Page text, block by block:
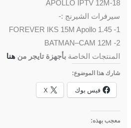
18-APOLLO IPTV 12M
سيرفرات الشيرنج :-
1- FOREVER IKS 15M Apollo 1.45
2- BATMAN–CAM 12M
المنتجات الخاصةبأجهزة تايجر من هنا
شارك هذا الموضوع:
فيس بوك X
معجب بهذه: